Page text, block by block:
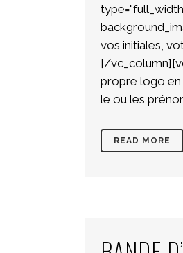
vos initiales,
[/
propre logo en
le ou les
READ MORE